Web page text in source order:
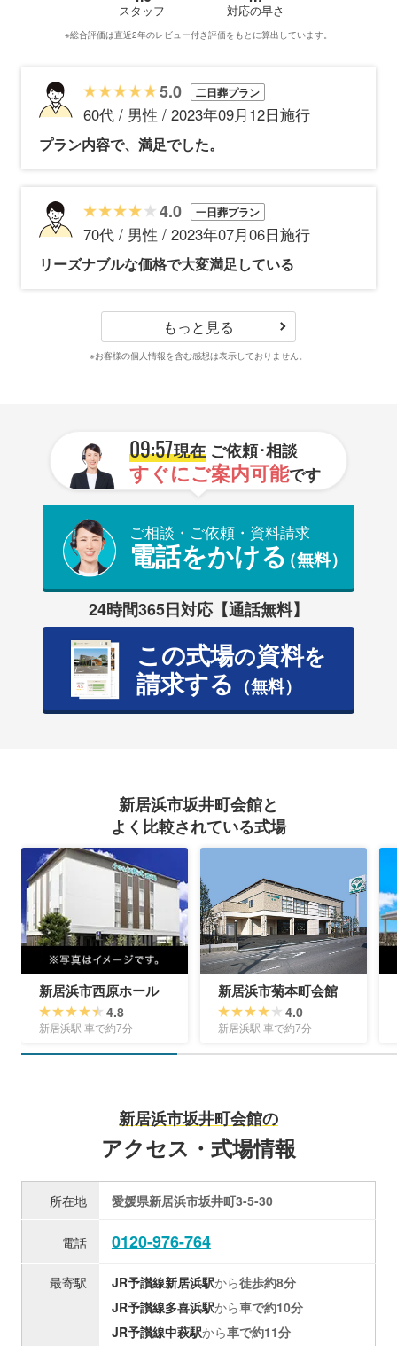
対応の早さ
スタッフ
※総合評価は直近2年のレビュー付き評価をもとに算出しています。
5.0 二日葬プラン
60代 / 男性 / 2023年09月12日施行
プラン内容で、満足でした。
4.0 一日葬プラン
70代 / 男性 / 2023年07月06日施行
リーズナブルな価格で大変満足している
もっと見る
※お客様の個人情報を含む感想は表示しておりません。
09:57現在ご依頼･相談
すぐにご案内可能です
ご相談・ご依頼・資料請求
電話をかける（無料）
24時間365日対応【通話無料】
この式場の資料を
請求する （無料）
新居浜市坂井町会館と
よく比較されている式場
新居浜市西原ホール
4.8
新居浜駅 車で約7分
新居浜市菊本町会館
4.0
新居浜駅 車で約7分
新居浜市坂井町会館の
アクセス・式場情報
所在地 愛媛県新居浜市坂井町3-5-30
電話 0120-976-764
最寄駅 JR予讃線新居浜駅から徒歩約8分
JR予讃線多喜浜駅から車で約10分
JR予讃線中萩駅から車で約11分